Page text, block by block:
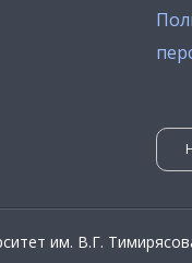
им. В.Г.